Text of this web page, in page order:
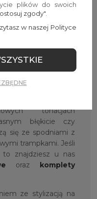
słusznie, na
znajdują
eleganckie,
czywizytowe
Komfortowe
tonacjach
błękicie czy
się ze spodniami z
trampkami. Jeśli
to znajdziesz u nas
oraz komplety
ze stylizacją na
plików do swoich
zgody"
w naszej Polityce